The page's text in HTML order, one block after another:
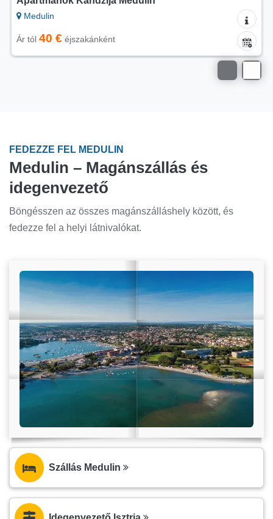
Medulin
Ár tól 40 € éjszakánként
FEDEZZE FEL MEDULIN
Medulin – Magánszállás és
idegenvezető
Böngésszen az összes magánszálláshely között, és
fedezze fel a helyi látnivalókat.
Szállás Medulin